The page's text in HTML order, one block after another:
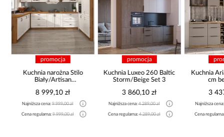
promocja
Kuchnia narożna Stilo
Biały/Artisan
8 999,10 zł
Najniższa cena:9 999,00 zł
Cena regularna:9 999,00 zł
promocja
Kuchnia Luxeo 260 Baltic
Storm/Beige Set 3
3 860,10 zł
Najniższa cena:4 289,00 zł
Cena regularna:4 289,00 zł
Kuchnia
cm
3
Najniższa
Cena